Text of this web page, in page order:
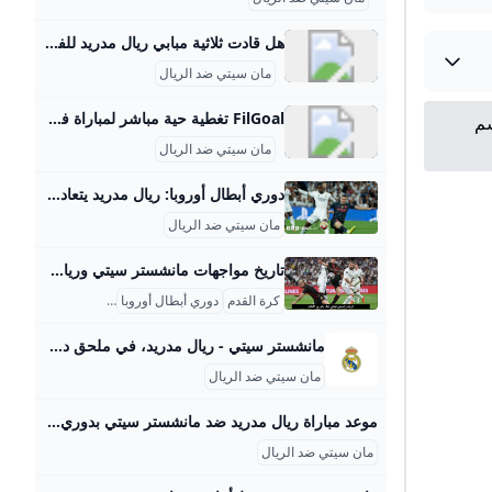
هل قادت ثلاثية مبابي ريال مدريد للفوز على مانشستر سيتي؟ سجل كيليان مبابي ثلاثية رائعة لصالح ريال مدريد حامل لقب دوري أبطال أوروبا في الفوز 3-1 على مانشستر سيتي يوم الأربعاء، مما ساعد لوس بلانكوس على الوصول إلى دور الستة عشر بفوز 6-3 في مجموع المباراتين.Feb 19, 2025
مان سيتي ضد الريال
FilGoal تغطية حية مباشر لمباراة فريقي مانشستر سيتي و ريال مدريد في بطولة دوري أبطال أوروبا - ملحق دور الـ 16 الرئيسية أخبار مباريات ميركاتو فانتازي في الجول مسابقة التوقعات فيديوهات عدسات آراء حرة ركن الألعاب الدوري المصري الدوري الإنجليزي الممتاز الدوري الإسباني الدوري الإيطالي الدوري الفرنسي الدوري الألماني الدوري السعودي للمحترفين دوري أبطال إفريقيا كأس الكونفدرالية دوري أبطال أوروبا كل البطولات الكرة المصرية الدوري المصري الكرة الأوروبية الكرة الإفريقية منتخب مصر سعودي في الجول الدوري الإنجليزي الدوري الإسباني دوري أبطال أوروبا القسم الثاني رياضات أخرى كرة سلة كرة يد
مان سيتي ضد الريال
دوري أبطال أوروبا: ريال مدريد يتعادل مع مانشستر سيتي في قمة أوروبية مجنونة - BBC News عربي دوري أبطال أوروبا: ريال مدريد يتعادل مع مانشستر سيتي في قمة أوروبية مجنونة 15 مارس/ آذار 2024 4 أبريل/ نيسان 2024 قبل 2 ساعة قبل 2 ساعة قبل 7 ساعة 5 سبتمبر/ أيلول 2025 2 سبتمبر/ أيلول 2025 28 أغسطس/ آب 2025 27 أغسطس/ آب 2025 26 أغسطس/ آب 2025
مان سيتي ضد الريال
تاريخ مواجهات مانشستر سيتي وريال مدريد في دوري الأبطال تاريخ مواجهات مانشستر سيتي ضد ريال مدريد في كرة القدم يعد واحدًا من أكثر الصراعات إثارة في أوروبا، حيث بدأ هذا التنافس في 18 سبتمبر 2012 خلال دور المجموعات لدوري أبطال أوروبا. في هذه المباراة التي جرت على ملعب سانتياجو برنابيو، فاز ريال مدريد على مانشستر سيتي بنتيجة 3-2 بعد مواجهة مثيرة شهدت تقدم السيتي مرتين قبل أن يعود ريال مدريد في الدقائق الأخيرة ويفوز. هذا اللقاء كان بمثابة البداية لصراع مستمر بين فريق عملاق تاريخيًا وفريق حديث العهد لكنه قوي جدًا، حيث يمثل ريال مدريد الطابع التاريخي والبطولات الكبيرة، فيما يظهر مانشستر سيتي كلاعب حديث يقوده مدرب عالمى كبيب جوارديولا بأسلوب كرة متحكم ومتكامل.
كرة القدم دوري أبطال أوروبا مواجهات تاريخية
مانشستر سيتي - ريال مدريد، في ملحق دور الـ16 بدوري أبطال أوروبا ستقام مباراة الذهاب خارج ملعبنا في 11 أو 12 فبراير المقبل، فيما ستقام مباراة الإياب في ملعب سانتياغو برنابيو في 18 أو 19 فبراير. ستقام مباراة الذهاب خارج ملعبنا في 11 أو 12 فبراير المقبل، فيما ستقام مباراة الإياب في ملعب سانتياغو برنابيو في 18 أو 19 فبراير. أخبار31/01/2025
مان سيتي ضد الريال
موعد مباراة ريال مدريد ضد مانشستر سيتي بدوري أبطال أوروبا وقنوات البث المباشر رياضة الجزيرة نت نستعرض موعد مباراة ريال مدريد الإسباني ضد مانشستر سيتي الإنجليزي، في دوري أبطال أوروبا لكرة القدم، وقنوات البث المباشر. list of 2 items list 1 of 214 ساعة طيران تنتظر ريال مدريد لمواجهة كيرات بدوري الأبطال list 2 of 2ملعب فريق بودو غليمت بالقطب الشمالي جحيم أندية دوري أبطال أوروبا end of list- beIN Sports HD 1 beIN Sports HD 1 English ويمكنكم متابعة التغطية المباشرة للمباراة على موقع الجزيرة نت.
مان سيتي ضد الريال